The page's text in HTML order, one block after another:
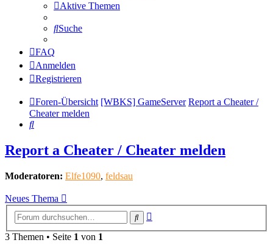
Aktive Themen
Suche
FAQ
Anmelden
Registrieren
Foren-Übersicht [WBKS] GameServer Report a Cheater /
Cheater melden
Suche
Report a Cheater / Cheater melden
Moderatoren: Elfe1090, feldsau
Neues Thema
Suche
3 Themen • Seite 1 von 1